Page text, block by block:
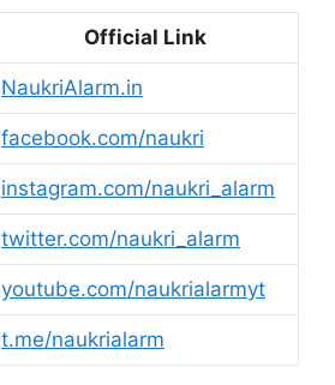
Official Link
NaukriAlarm.in
facebook.com/naukri
instagram.com/naukri_alarm
twitter.com/naukri_alarm
youtube.com/naukrialarmyt
t.me/naukrialarm